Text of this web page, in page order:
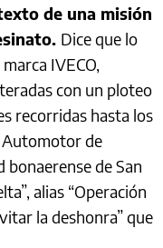
de una misión
Dice que lo
IVECO,
con un ploteo
recorridas hasta los
Automotor de
bonaerense de San
alias “Operación
la deshonra” que